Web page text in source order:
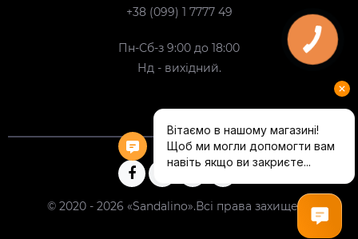
+38 (099) 1 7777 49
Пн-Сб-з 9:00 до 18:00
Нд - вихідний.
© 2020 - 2026 «Sandalino».Всі права захищені.